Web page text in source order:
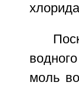
моль